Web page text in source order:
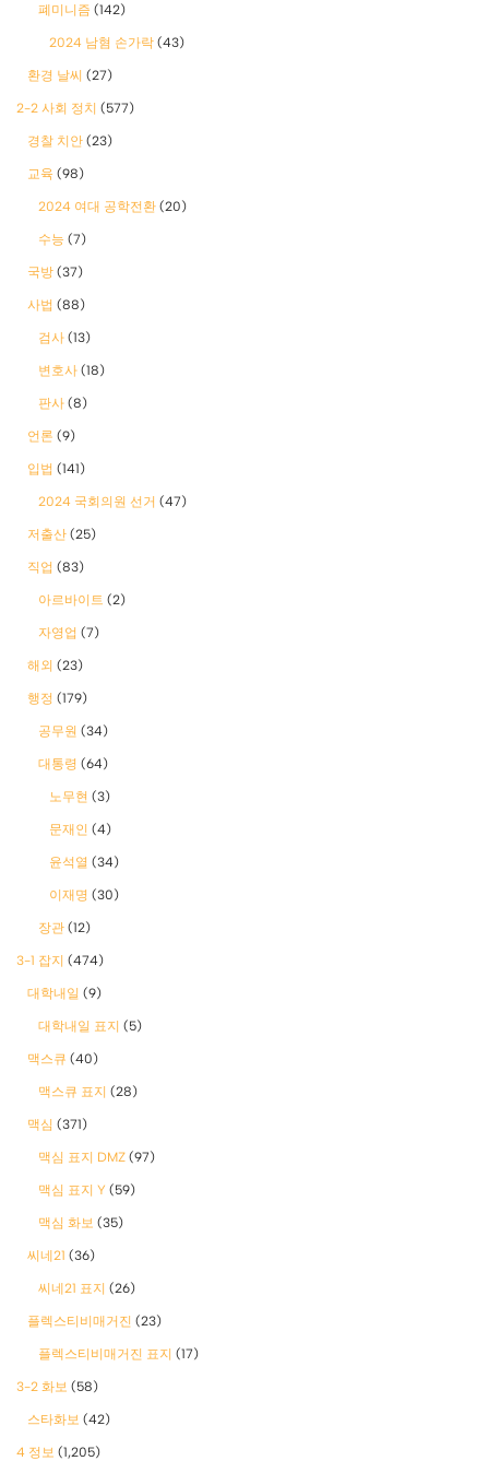
폐미니즘 (142)
2024 남혐 손가락 (43)
환경 날씨 (27)
2-2 사회 정치 (577)
경찰 치안 (23)
교육 (98)
2024 여대 공학전환 (20)
수능 (7)
국방 (37)
사법 (88)
검사 (13)
변호사 (18)
판사 (8)
언론 (9)
입법 (141)
2024 국회의원 선거 (47)
저출산 (25)
직업 (83)
아르바이트 (2)
자영업 (7)
해외 (23)
행정 (179)
공무원 (34)
대통령 (64)
노무현 (3)
문재인 (4)
윤석열 (34)
이재명 (30)
장관 (12)
3-1 잡지 (474)
대학내일 (9)
대학내일 표지 (5)
맥스큐 (40)
맥스큐 표지 (28)
맥심 (371)
맥심 표지 DMZ (97)
맥심 표지 Y (59)
맥심 화보 (35)
씨네21 (36)
씨네21 표지 (26)
플렉스티비매거진 (23)
플렉스티비매거진 표지 (17)
3-2 화보 (58)
스타화보 (42)
4 정보 (1,205)